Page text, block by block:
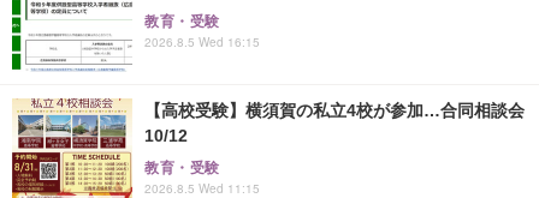
教育・受験
2026.8.5 Wed 16:15
【高校受験】横須賀の私立4校が参加…合同相談会
10/12
教育・受験
2026.8.5 Wed 11:15